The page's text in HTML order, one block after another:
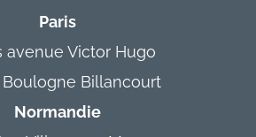
Paris
avenue Victor Hugo
Boulogne Billancourt
Normandie